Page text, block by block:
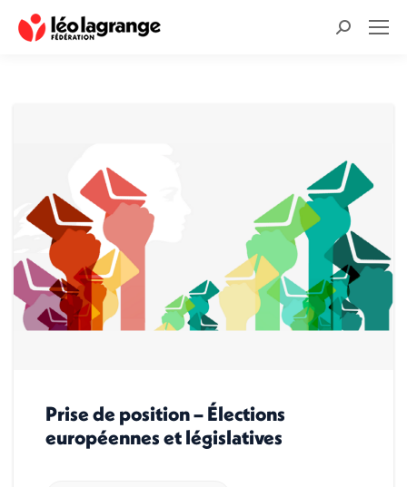
Recherche
Prise de position – Élections
européennes et législatives